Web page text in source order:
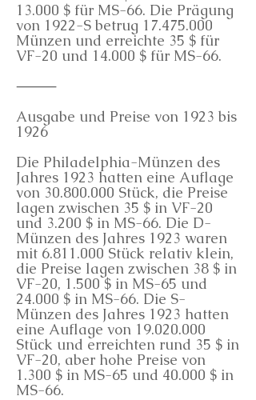
13.000 $ für MS-66. Die Prägung
von 1922-S betrug 17.475.000
Münzen und erreichte 35 $ für
VF-20 und 14.000 $ für MS-66.
⸻
Ausgabe und Preise von 1923 bis
1926
Die Philadelphia-Münzen des
Jahres 1923 hatten eine Auflage
von 30.800.000 Stück, die Preise
lagen zwischen 35 $ in VF-20
und 3.200 $ in MS-66. Die D-
Münzen des Jahres 1923 waren
mit 6.811.000 Stück relativ klein,
die Preise lagen zwischen 38 $ in
VF-20, 1.500 $ in MS-65 und
24.000 $ in MS-66. Die S-
Münzen des Jahres 1923 hatten
eine Auflage von 19.020.000
Stück und erreichten rund 35 $ in
VF-20, aber hohe Preise von
1.300 $ in MS-65 und 40.000 $ in
MS-66.